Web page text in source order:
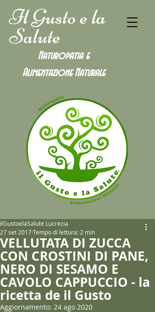
Il Gusto e la
Salute
Naturopatia e
Alimentazione Naturale
VELLUTATA DI ZUCCA
CON CROSTINI DI PANE,
NERO DI SESAMO E
CAVOLO CAPPUCCIO - la
ricetta de il Gusto
ilGustoelaSalute Lucrezia
27 set 2017Tempo di lettura: 2 min
Aggiornamento: 24 ago 2020